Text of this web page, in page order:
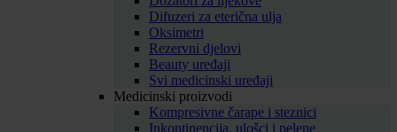
Difuzeri za eterična ulja
Oksimetri
Rezervni djelovi
Beauty uređaji
Svi medicinski uređaji
Medicinski proizvodi
Kompresivne čarape i steznici
Inkontinencija, ulošci i pelene